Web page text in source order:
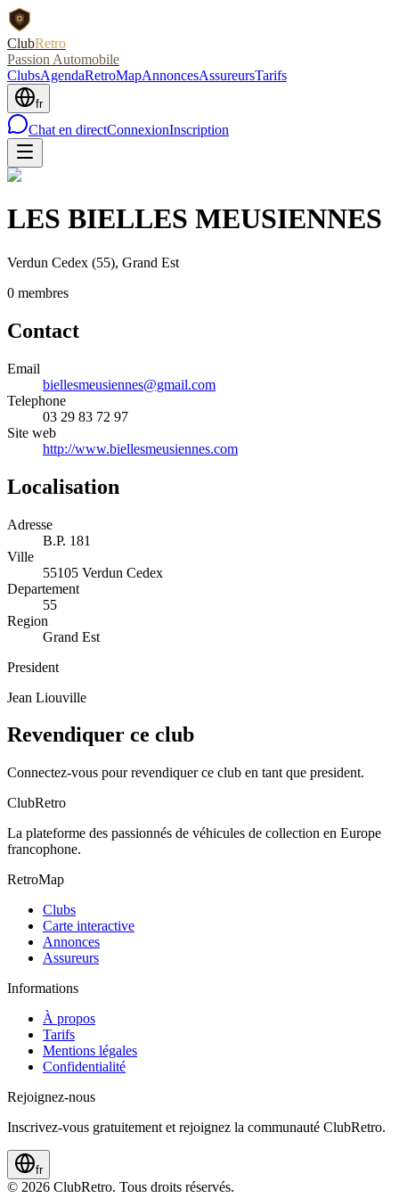
ClubRetro
Passion Automobile
ClubsAgendaRetroMapAnnoncesAssureursTarifs
fr
Chat en directConnexionInscription
LES BIELLES MEUSIENNES
Verdun Cedex (55), Grand Est
0 membres
Contact
Email
biellesmeusiennes@gmail.com
Telephone
03 29 83 72 97
Site web
http://www.biellesmeusiennes.com
Localisation
Adresse
B.P. 181
Ville
55105 Verdun Cedex
Departement
55
Region
Grand Est
President
Jean Liouville
Revendiquer ce club
Connectez-vous pour revendiquer ce club en tant que president.
ClubRetro
La plateforme des passionnés de véhicules de collection en Europe
francophone.
RetroMap
Clubs
Carte interactive
Annonces
Assureurs
Informations
À propos
Tarifs
Mentions légales
Confidentialité
Rejoignez-nous
Inscrivez-vous gratuitement et rejoignez la communauté ClubRetro.
fr
© 2026 ClubRetro. Tous droits réservés.